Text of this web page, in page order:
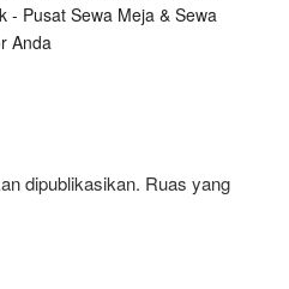
- Pusat Sewa Meja & Sewa
Anda
dipublikasikan. Ruas yang